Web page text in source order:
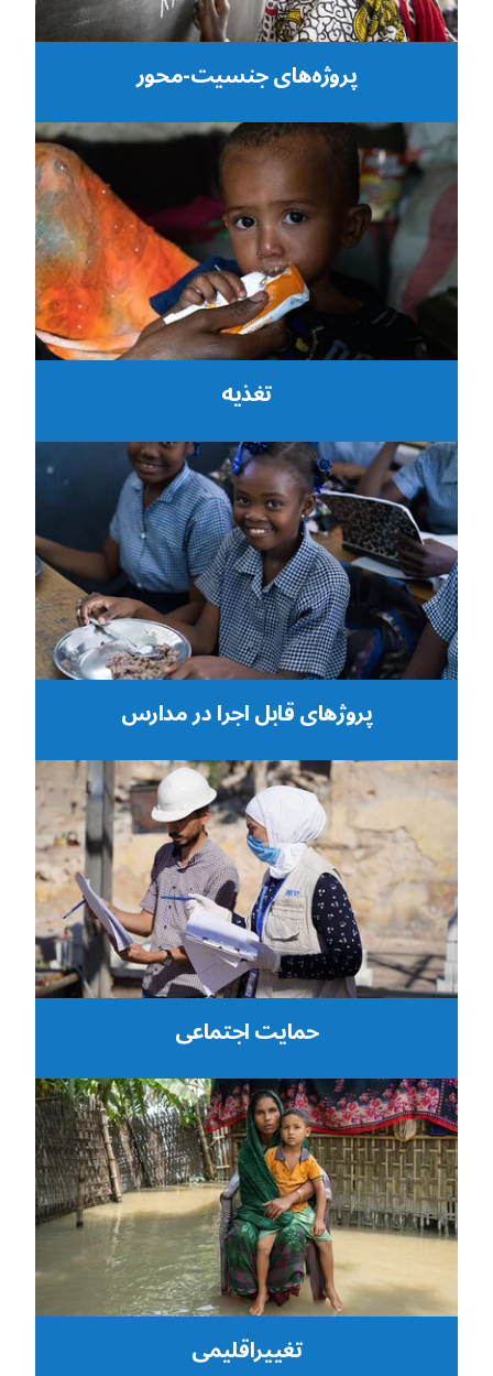
پروژه‌های جنسیت-محور
تغذیه
پروژهای قابل اجرا در مدارس
حمایت اجتماعی
تغییراقلیمی